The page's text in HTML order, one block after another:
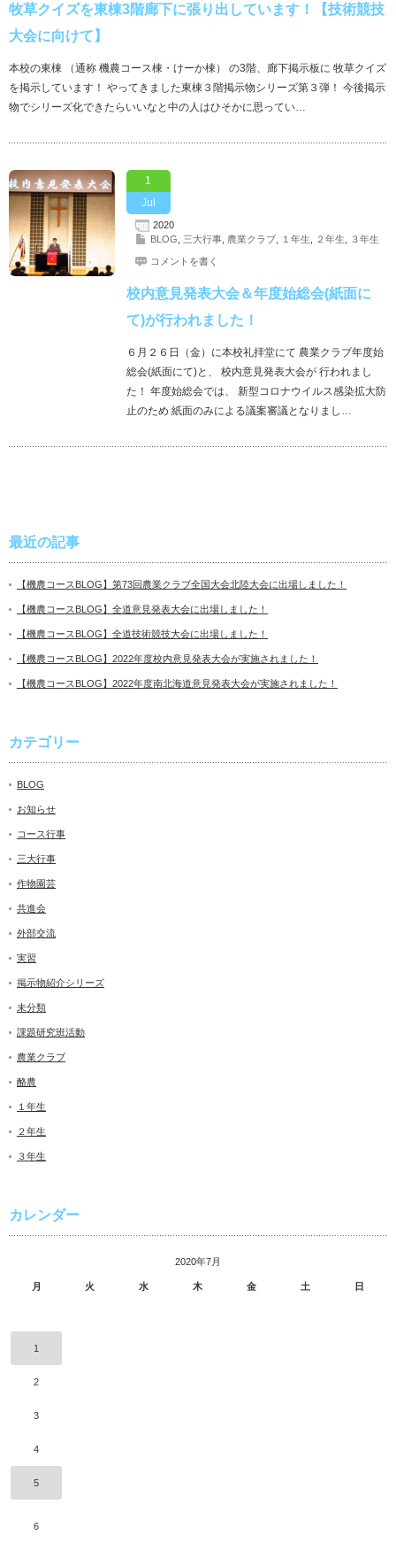
牧草クイズを東棟3階廊下に張り出しています！【技術競技
大会に向けて】
本校の東棟 （通称 機農コース棟・けーか棟） の3階、廊下掲示板に 牧草クイズ
を掲示しています！ やってきました東棟３階掲示物シリーズ第３弾！ 今後掲示
物でシリーズ化できたらいいなと中の人はひそかに思ってい…
1
Jul
2020
BLOG
三大行事, 農業クラブ, １年生 ２年生 ３年生
コメントを書く
校内意見発表大会＆年度始総会(紙面に
て)が行われました！
６月２６日（金）に本校礼拝堂にて 農業クラブ年度始
総会(紙面にて)と、 校内意見発表大会が 行われまし
た！ 年度始総会では、 新型コロナウイルス感染拡大防
止のため 紙面のみによる議案審議となりまし…
最近の記事
【機農コースBLOG】第73回農業クラブ全国大会北陸大会に出場しました！
【機農コースBLOG】全道意見発表大会に出場しました！
【機農コースBLOG】全道技術競技大会に出場しました！
【機農コースBLOG】2022年度校内意見発表大会が実施されました！
【機農コースBLOG】2022年度南北海道意見発表大会が実施されました！
カテゴリー
BLOG
お知らせ
コース行事
三大行事
作物園芸
共進会
外部交流
実習
掲示物紹介シリーズ
未分類
課題研究班活動
農業クラブ
酪農
１年生
２年生
３年生
カレンダー
2020年7月
月 火 水 木 金 土 日
1
2
3
4
5
6